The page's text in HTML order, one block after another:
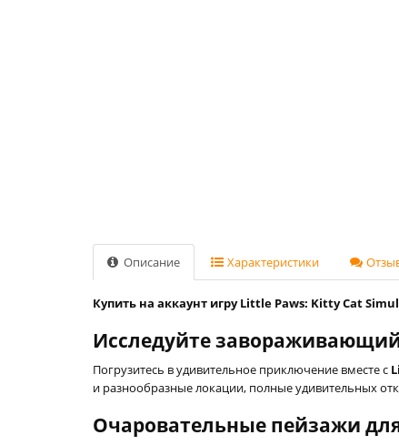
Описание Характеристики
Купить на аккаунт игру Little Paws: Kitty Cat
Исследуйте
Погрузитесь в удивительное приключение вместе с
и разнообразные локации, полные удивительных
Очаровательные пейзажи